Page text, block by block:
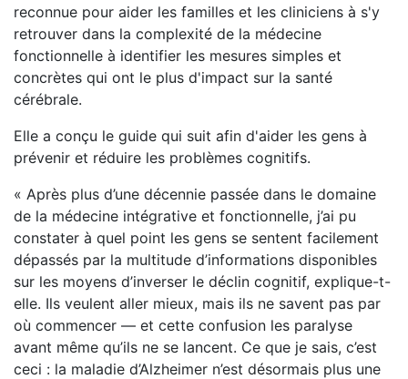
reconnue pour aider les familles et les cliniciens à s'y
retrouver dans la complexité de la médecine
fonctionnelle à identifier les mesures simples et
concrètes qui ont le plus d'impact sur la santé
cérébrale.
Elle a conçu le guide qui suit afin d'aider les gens à
prévenir et réduire les problèmes cognitifs.
« Après plus d’une décennie passée dans le domaine
de la médecine intégrative et fonctionnelle, j’ai pu
constater à quel point les gens se sentent facilement
dépassés par la multitude d’informations disponibles
sur les moyens d’inverser le déclin cognitif, explique-t-
elle. Ils veulent aller mieux, mais ils ne savent pas par
où commencer — et cette confusion les paralyse
avant même qu’ils ne se lancent. Ce que je sais, c’est
ceci : la maladie d’Alzheimer n’est désormais plus une